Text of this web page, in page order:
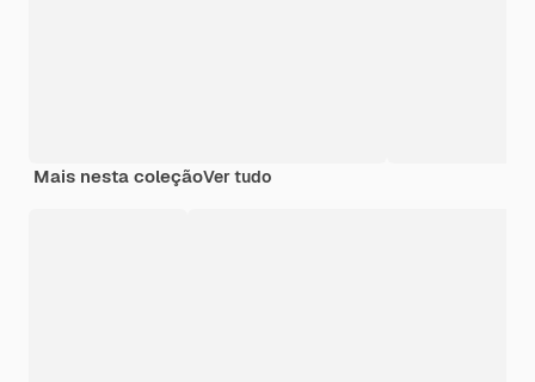
Mais nesta coleçãoVer tudo